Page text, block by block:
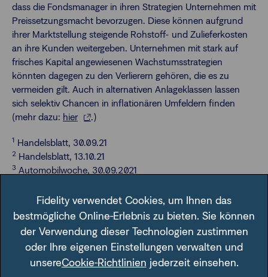
dass die Fondsmanager in ihren Strategien Unternehmen mit
Preissetzungsmacht bevorzugen. Diese können aufgrund
ihrer Marktstellung steigende Rohstoff- und Zulieferkosten
an ihre Kunden weitergeben. Unternehmen mit stark auf
frisches Kapital angewiesenen Wachstumsstrategien
könnten dagegen zu den Verlierern gehören, die es zu
vermeiden gilt. Auch in alternativen Anlageklassen lassen
sich selektiv Chancen in inflationären Umfeldern finden
(mehr dazu: hier .)
1 Handelsblatt, 30.09.21
2 Handelsblatt, 13.10.21
3 Automobilwoche, 30.09.2021
Downloads für Ihre
Beratung:
Fidelity verwendet Cookies, um Ihnen das
bestmögliche Online-Erlebnis zu bieten. Sie können
der Verwendung dieser Technologien zustimmen
oder Ihre eigenen Einstellungen verwalten und
unsereCookie-Richtlinien jederzeit einsehen.